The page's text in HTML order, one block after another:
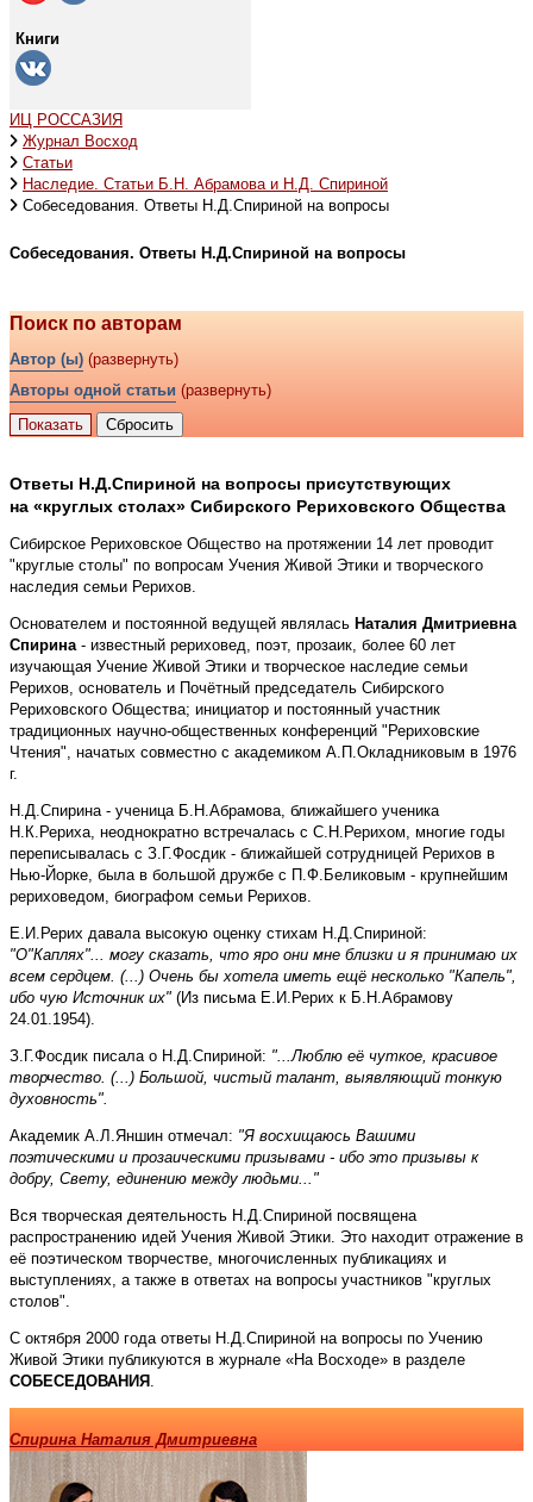
Книги
ИЦ РОССАЗИЯ
Журнал Восход
Статьи
Наследие. Статьи Б.Н. Абрамова и Н.Д. Спириной
Собеседования. Ответы Н.Д.Спириной на вопросы
Собеседования. Ответы Н.Д.Спириной на вопросы
Поиск по авторам
Автор (ы) (развернуть)
Авторы одной статьи (развернуть)
Ответы Н.Д.Спириной на вопросы присутствующих
на «круглых столах» Сибирского Рериховского Общества
Сибирское Рериховское Общество на протяжении 14 лет проводит
"круглые столы" по вопросам Учения Живой Этики и творческого
наследия семьи Рерихов.
Основателем и постоянной ведущей являлась Наталия Дмитриевна
Спирина - известный рериховед, поэт, прозаик, более 60 лет
изучающая Учение Живой Этики и творческое наследие семьи
Рерихов, основатель и Почётный председатель Сибирского
Рериховского Общества; инициатор и постоянный участник
традиционных научно-общественных конференций "Рериховские
Чтения", начатых совместно с академиком А.П.Окладниковым в 1976
г.
Н.Д.Спирина - ученица Б.Н.Абрамова, ближайшего ученика
Н.К.Рериха, неоднократно встречалась с С.Н.Рерихом, многие годы
переписывалась с З.Г.Фосдик - ближайшей сотрудницей Рерихов в
Нью-Йорке, была в большой дружбе с П.Ф.Беликовым - крупнейшим
рериховедом, биографом семьи Рерихов.
Е.И.Рерих давала высокую оценку стихам Н.Д.Спириной:
"О"Каплях"... могу сказать, что яро они мне близки и я принимаю их
всем сердцем. (...) Очень бы хотела иметь ещё несколько "Капель",
ибо чую Источник их" (Из письма Е.И.Рерих к Б.Н.Абрамову
24.01.1954).
З.Г.Фосдик писала о Н.Д.Спириной: "...Люблю её чуткое, красивое
творчество. (...) Большой, чистый талант, выявляющий тонкую
духовность".
Академик А.Л.Яншин отмечал: "Я восхищаюсь Вашими
поэтическими и прозаическими призывами - ибо это призывы к
добру, Свету, единению между людьми..."
Вся творческая деятельность Н.Д.Спириной посвящена
распространению идей Учения Живой Этики. Это находит отражение в
её поэтическом творчестве, многочисленных публикациях и
выступлениях, а также в ответах на вопросы участников "круглых
столов".
С октября 2000 года ответы Н.Д.Спириной на вопросы по Учению
Живой Этики публикуются в журнале «На Восходе» в разделе
СОБЕСЕДОВАНИЯ
Спирина Наталия Дмитриевна